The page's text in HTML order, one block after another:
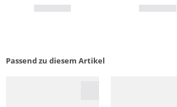
Passend zu diesem Artikel